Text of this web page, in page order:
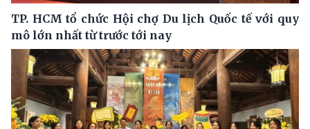
TP. HCM tổ chức Hội chợ Du lịch Quốc tế với quy
mô lớn nhất từ trước tới nay